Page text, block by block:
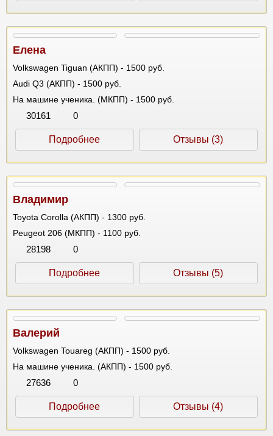
Елена
Volkswagen Tiguan (АКПП) - 1500 руб.
Audi Q3 (АКПП) - 1500 руб.
На машине ученика. (МКПП) - 1500 руб.
30161 0
Подробнее Отзывы (3)
Владимир
Toyota Corolla (АКПП) - 1300 руб.
Peugeot 206 (МКПП) - 1100 руб.
28198 0
Подробнее Отзывы (5)
Валерий
Volkswagen Touareg (АКПП) - 1500 руб.
На машине ученика. (АКПП) - 1500 руб.
27636 0
Подробнее Отзывы (4)